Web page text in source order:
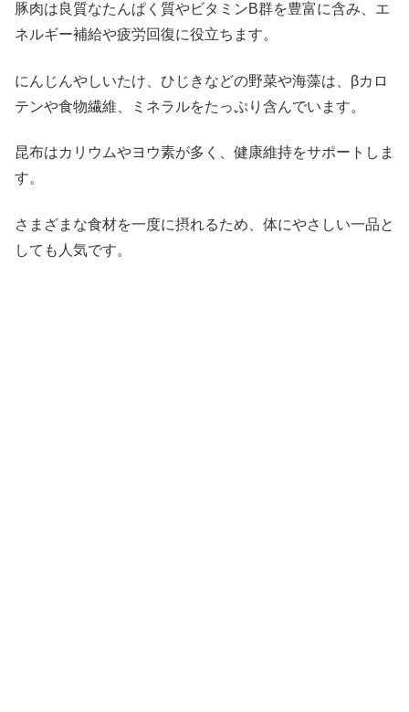
豚肉は良質なたんぱく質やビタミンB群を豊富に含み、エ
ネルギー補給や疲労回復に役立ちます。
にんじんやしいたけ、ひじきなどの野菜や海藻は、βカロ
テンや食物繊維、ミネラルをたっぷり含んでいます。
昆布はカリウムやヨウ素が多く、健康維持をサポートしま
す。
さまざまな食材を一度に摂れるため、体にやさしい一品と
しても人気です。